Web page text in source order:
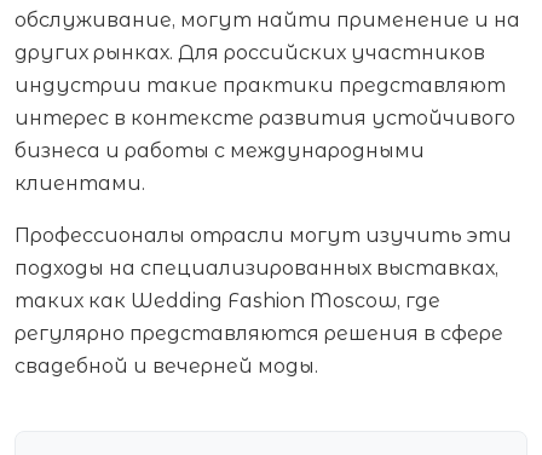
обслуживание, могут найти применение и на
других рынках. Для российских участников
индустрии такие практики представляют
интерес в контексте развития устойчивого
бизнеса и работы с международными
клиентами.
Профессионалы отрасли могут изучить эти
подходы на специализированных выставках,
таких как Wedding Fashion Moscow, где
регулярно представляются решения в сфере
свадебной и вечерней моды.